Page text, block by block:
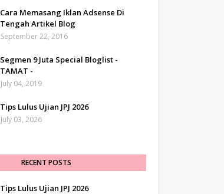
Cara Memasang Iklan Adsense Di
Tengah Artikel Blog
September 22, 2016
Segmen 9 Juta Special Bloglist -
TAMAT -
July 04, 2019
Tips Lulus Ujian JPJ 2026
July 03, 2026
RECENT POSTS
Tips Lulus Ujian JPJ 2026